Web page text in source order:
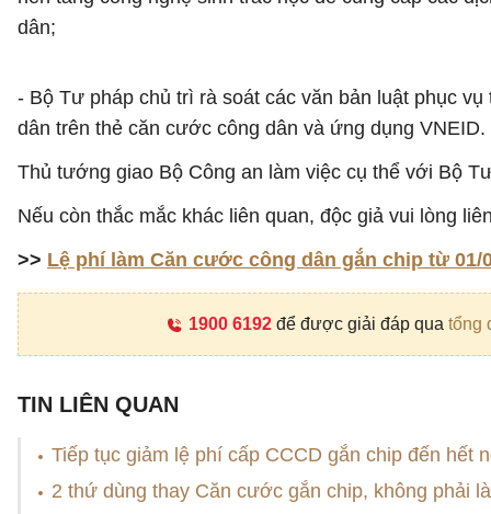
dân;
- Bộ Tư pháp chủ trì rà soát các văn bản luật phục
dân trên thẻ căn cước công dân và ứng dụng VNEID.
Thủ tướng giao Bộ Công an làm việc cụ thể với Bộ
Nếu còn thắc mắc khác liên quan, độc giả vui lòng
>> Lệ phí làm Căn cước công dân gắn chip từ 01/
1900 6192để được giải đáp qua tổng
TIN LIÊN QUAN
Tiếp tục giảm lệ phí cấp CCCD gắn chip đến hết
2 thứ dùng thay Căn cước gắn chip, không phải